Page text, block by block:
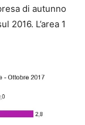
di autunno
2016. L’area 1